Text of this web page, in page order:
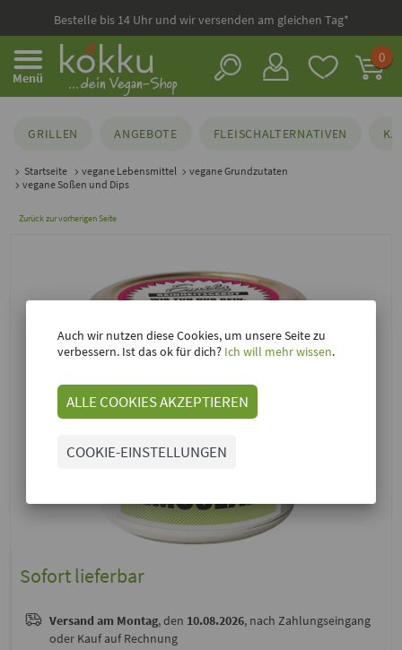
Bestelle bis 14 Uhr und wir versenden am gleichen Tag*
Menü
0
GRILLEN ANGEBOTE FLEISCHALTERNATIVEN
Startseite vegane Lebensmittel
vegane Grundzutaten
vegane Soßen und Dips
Zurück zur vorherigen Seite
Sofort lieferbar
Versand am Montag, den 10.08.2026, nach Zahlungseingang
oder Kauf auf Rechnung
Auch wir nutzen diese Cookies, um unsere Seite zu
verbessern. Ist das ok für dich? Ich will mehr wissen.
ALLE COOKIES AKZEPTIEREN
COOKIE-EINSTELLUNGEN